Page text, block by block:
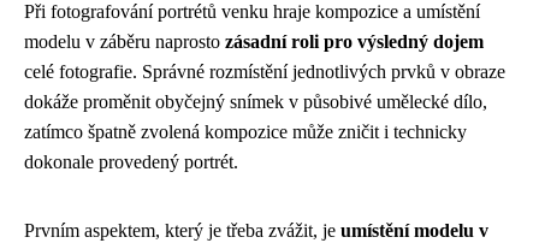
Při fotografování portrétů venku hraje kompozice a umístění
modelu v záběru naprosto zásadní roli pro výsledný dojem
celé fotografie. Správné rozmístění jednotlivých prvků v obraze
dokáže proměnit obyčejný snímek v působivé umělecké dílo,
zatímco špatně zvolená kompozice může zničit i technicky
dokonale provedený portrét.
Prvním aspektem, který je třeba zvážit, je umístění modelu v